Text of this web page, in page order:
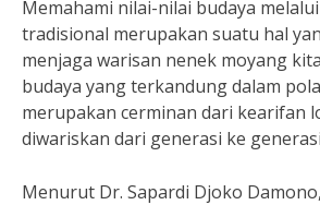
Memahami nilai-nilai budaya
tradisional merupakan suatu hal
menjaga warisan nenek moyang
budaya yang terkandung dalam
merupakan cerminan dari kearifan
diwariskan dari generasi ke
Menurut Dr. Sapardi Djoko